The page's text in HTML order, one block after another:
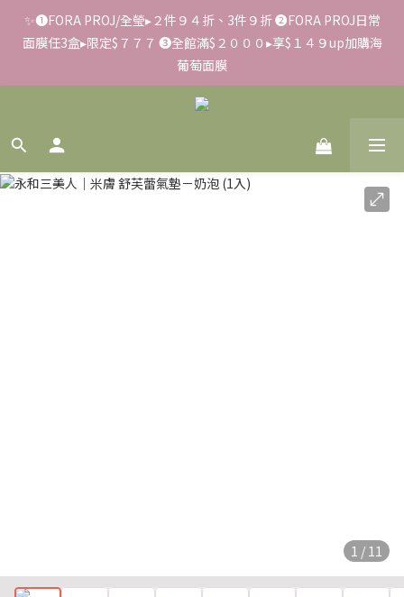
✨滿額好禮 ➊滿９９９贈▸彈力保濕面膜/盒 ➋滿１８８８贈▸蒸氣
熱敷眼罩/盒 ❸滿３３８８贈▸積雪草柔敏舒緩水凝霜EX/瓶
✨➊FORA PROJ/全瑩▸２件９４折、3件９折 ➋FORA PROJ日常
面膜任3盒▸限定$７７７ ➌全館滿$２０００▸享$１４９up加購海
葡萄面膜
📢【反詐騙聲明】LiKOO不會要求客戶提供銀行資料，或是操作
ATM，可致電02-6637-7373聯繫我們或是165反詐騙電話查證！
✨滿額好禮 ➊滿９９９贈▸彈力保濕面膜/盒 ➋滿１８８８贈▸蒸氣
1 / 11